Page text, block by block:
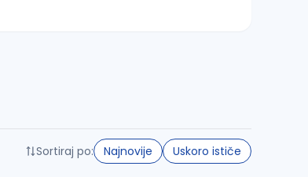
Sortiraj po: Najnovije Uskoro ističe